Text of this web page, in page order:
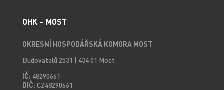
OHK – MOST
OKRESNÍ HOSPODÁŘSKÁ KOMORA MOST
Budovatelů 2531 | 434 01 Most
IČ: 48290661
DIČ: CZ48290661